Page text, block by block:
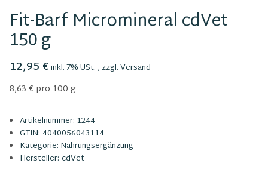
Fit-Barf Micromineral cdVet
150 g
12,95 €inkl. 7% USt. , zzgl.Versand
8,63 € pro 100 g
Artikelnummer: 1244
GTIN: 4040056043114
Kategorie: Nahrungsergänzung
Hersteller: cdVet